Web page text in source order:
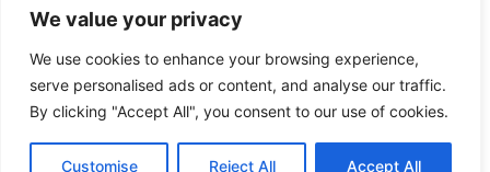
We value your privacy
We use cookies to enhance your browsing experience,
serve personalised ads or content, and analyse our traffic.
By clicking "Accept All", you consent to our use of cookies.
Customise Reject All Accept All
info@greening-
group.com
Privacidad
Política de cookies
medio ambiente y
PRL